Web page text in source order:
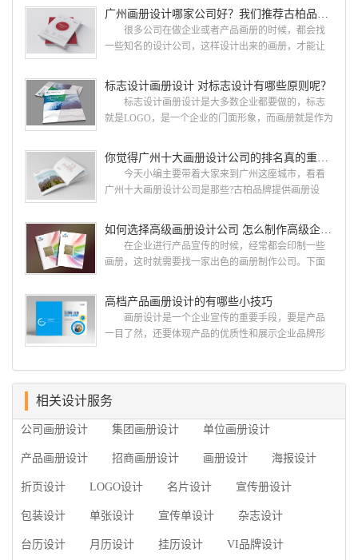
很多公司在做企业或者产品画册的时候，都会找
一些知名的设计公司，这样设计出来的画册，才能让
就给大家说说广州画册设计找哪家公司。 广州画
册设计哪家公司好？本地人都会选择古柏品牌设
计 广州古柏品牌设计有限公司成立于2004年，是
由一群专业、独特的IT精英组成的团队。一直以来，
国网络应用的现状和趋势有很深的...
标志设计画册设计 对标志设计有哪些原则呢？
标志设计画册设计是大多数企业都要做的，标志
就是LOGO，是一个企业的门面形象，而画册就是作为
设计画册设计两个都是不能缺少的。标志设计画册设
计 简练、概括、完美!即要成功到几乎找不至更好
的替代方案的程度是我们的目标，其难度比之其它任
何艺术设计都要大得多。因此古柏品牌设计对标志设
用目的、适用范畴并深刻...
今天小编主要带着大家来到广州这座城市，看看
广州十大画册设计公司是那些?古柏品牌提供画册设
计经验,服务过3000多家的广州集团/单位/产品/目录画
册设计/印刷公司。相信不少喜欢设计的小伙伴都会对
今天的内容感兴趣吧! 一、广州的古柏设计 古
柏品牌设计系品牌策划与推广，企业vi形象设计、平面
广的专业...
在企业进行产品宣传的时候，经常都会印制一些
画册，这时就需要找一家出色的画册制作公司。下面
司，怎么制作高级企业画册?高级画册设计公司 如
何选择高级画册设计公司 首先是员工的能力是否
过硬。这包括调研人员观察捕捉信息、与企业顺利沟
通进而获取重要信息的能力;摄影人员拍摄出真实有效
练掌握制作软件，深谙画册设...
高档产品画册设计的有哪些小技巧
画册设计是一个企业宣传的重要手段，要是产品
一目了然，还要体现产品的优质性和展示企业品牌形
产品画册设计要注重企业文化，引起客户关注 现
在企业都在使用产品画册来进行市场宣传，高档产品
个成功的高档产品画册设计，能够将一个公司的企业
相关设计服务
公司画册设计 集团画册设计 单位画册设计
产品画册设计 招商画册设计 画册设计 海报设计
折页设计 LOGO设计 名片设计 宣传册设计
包装设计 单张设计 宣传单设计 杂志设计
台历设计 月历设计 挂历设计 VI品牌设计